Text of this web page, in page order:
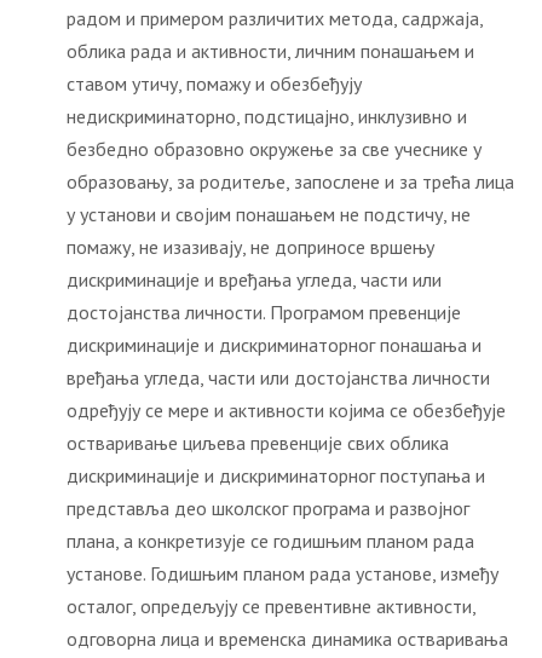
радом и примером различитих метода, садржаја,
облика рада и активности, личним понашањем и
ставом утичу, помажу и обезбеђују
недискриминаторно, подстицајно, инклузивно и
безбедно образовно окружење за све учеснике у
образовању, за родитеље, запослене и за трећа лица
у установи и својим понашањем не подстичу, не
помажу, не изазивају, не доприносе вршењу
дискриминације и вређања угледа, части или
достојанства личности. Програмом превенције
дискриминације и дискриминаторног понашања и
вређања угледа, части или достојанства личности
одређују се мере и активности којима се обезбеђује
остваривање циљева превенције свих облика
дискриминације и дискриминаторног поступања и
представља део школског програма и развојног
плана, а конкретизује се годишњим планом рада
установе. Годишњим планом рада установе, између
осталог, опредељују се превентивне активности,
одговорна лица и временска динамика остваривања